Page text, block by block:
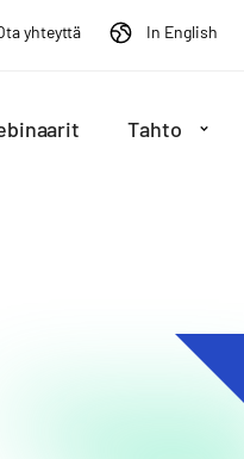
yhteyttä In English
Tahto